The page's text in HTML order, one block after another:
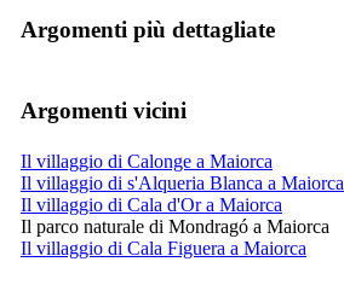
Argomenti più dettagliate
Argomenti vicini
Il villaggio di Calonge a Maiorca
Il villaggio di s'Alqueria Blanca a Maiorca
Il villaggio di Cala d'Or a Maiorca
Il parco naturale di Mondragó a Maiorca
Il villaggio di Cala Figuera a Maiorca